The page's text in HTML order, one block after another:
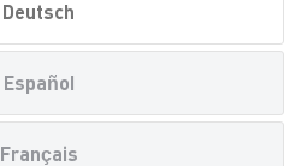
Deutsch
Español
Français